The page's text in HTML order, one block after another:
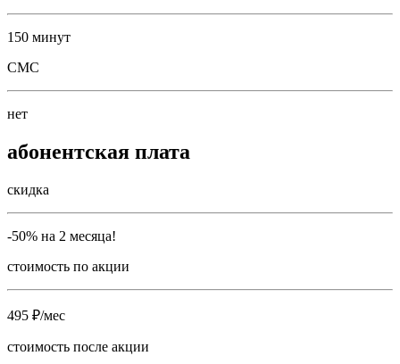
150 минут
СМС
нет
абонентская плата
скидка
-50% на 2 месяца!
стоимость по акции
495 ₽/мес
стоимость после акции